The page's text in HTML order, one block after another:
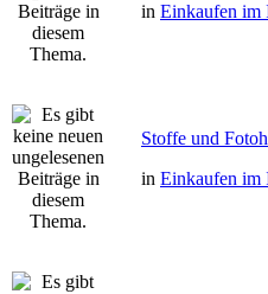
in Einkaufen im
Stoffe und
in Einkaufen im